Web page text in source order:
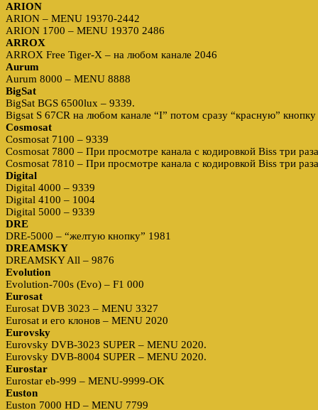
ARION
ARION – MENU 19370-2442
ARION 1700 – MENU 19370 2486
ARROX
ARROX Free Tiger-X – на любом канале 2046
Aurum
Aurum 8000 – MENU 8888
BigSat
BigSat BGS 6500lux – 9339.
Bigsat S 67CR на любом канале “I” потом сразу “красную” кнопку
Cosmosat
Cosmosat 7100 – 9339
Cosmosat 7800 – При просмотре канала с кодировкой Biss три
Cosmosat 7810 – При просмотре канала с кодировкой Biss три
Digital
Digital 4000 – 9339
Digital 4100 – 1004
Digital 5000 – 9339
DRE
DRE-5000 – “желтую кнопку” 1981
DREAMSKY
DREAMSKY All – 9876
Evolution
Evolution-700s (Evo) – F1 000
Eurosat
Eurosat DVB 3023 – MENU 3327
Eurosat и его клонов – MENU 2020
Eurovsky
Eurovsky DVB-3023 SUPER – MENU 2020.
Eurovsky DVB-8004 SUPER – MENU 2020.
Eurostar
Eurostar eb-999 – MENU-9999-OK
Euston
Euston 7000 HD – MENU 7799